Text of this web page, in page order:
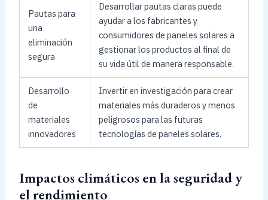
Pautas para
una
eliminación
segura
Desarrollar pautas claras puede
ayudar a los fabricantes y
consumidores de paneles solares a
gestionar los productos al final de
su vida útil de manera responsable.
Desarrollo
de
materiales
innovadores
Invertir en investigación para crear
materiales más duraderos y menos
peligrosos para las futuras
tecnologías de paneles solares.
Impactos climáticos en la seguridad y
el rendimiento